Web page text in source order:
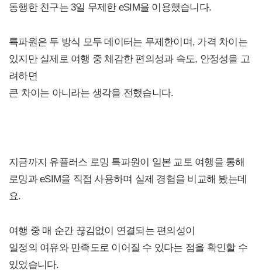
동행한 친구는 3일 무제한 eSIM을 이용했습니다.
특파원은 두 방식 모두 데이터는 무제한이며, 가격 차이는
있지만 실제로 여행 중 체감한 편의성과 속도, 안정성을 고
려하면
큰 차이는 아니라는 생각을 전했습니다.
지금까지 유플러스 로밍 특파원이 일본 교토 여행을 통해
로밍과 eSIM을 직접 사용하며 실제 경험을 비교해 봤는데
요.
여행 중 매 순간 끊김없이 연결되는 편의성이
일정의 여유와 만족도로 이어질 수 있다는 점을 확인할 수
있었습니다.